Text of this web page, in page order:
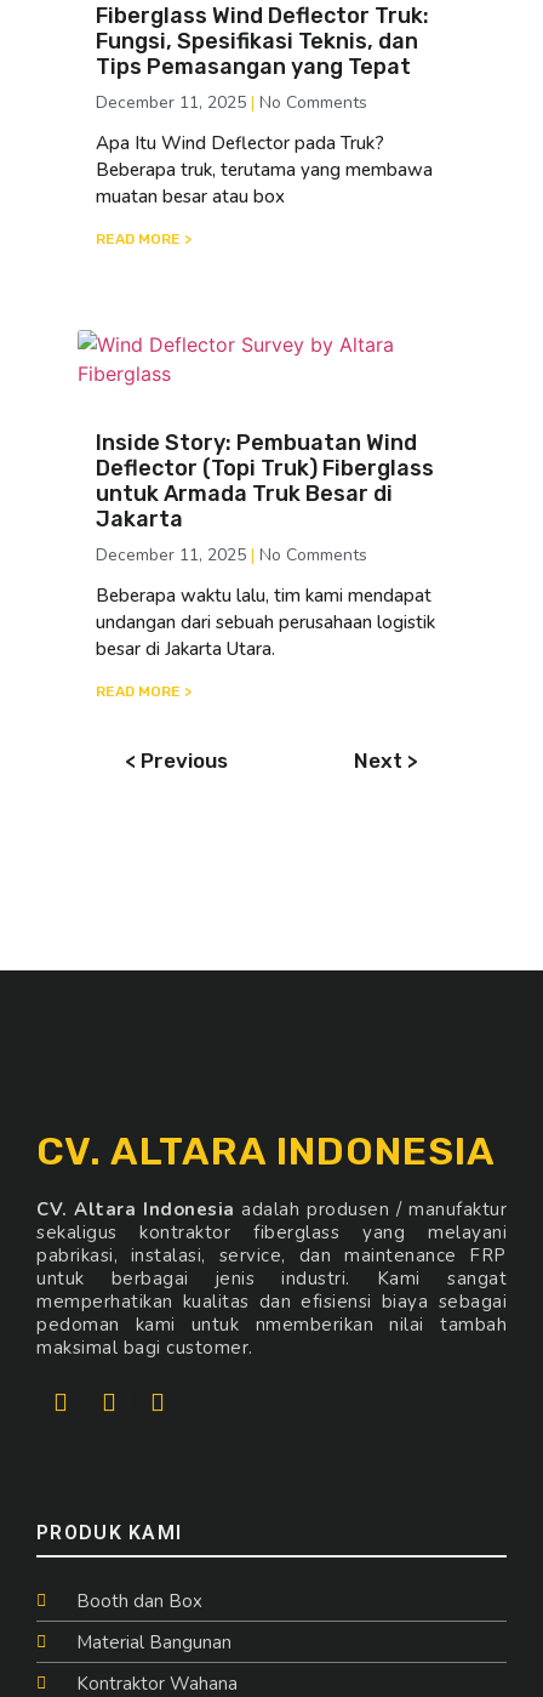
Fiberglass Wind Deflector Truk:
Fungsi, Spesifikasi Teknis, dan
Tips Pemasangan yang Tepat
December 11, 2025 No Comments
Apa Itu Wind Deflector pada Truk?
Beberapa truk, terutama yang membawa
muatan besar atau box
READ MORE >
Inside Story: Pembuatan Wind
Deflector (Topi Truk) Fiberglass
untuk Armada Truk Besar di
Jakarta
December 11, 2025 No Comments
Beberapa waktu lalu, tim kami mendapat
undangan dari sebuah perusahaan logistik
besar di Jakarta Utara.
READ MORE >
< Previous Next >
CV. ALTARA INDONESIA
CV. Altara Indonesia adalah produsen / manufaktur
sekaligus kontraktor fiberglass yang melayani
pabrikasi, instalasi, service, dan maintenance FRP
untuk berbagai jenis industri. Kami sangat
memperhatikan kualitas dan efisiensi biaya sebagai
pedoman kami untuk nmemberikan nilai tambah
maksimal bagi customer.
PRODUK KAMI
Booth dan Box
Material Bangunan
Kontraktor Wahana